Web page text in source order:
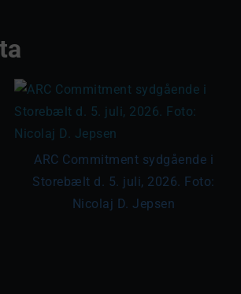
ARC Commitment sydgående i
Storebælt d. 5. juli, 2026. Foto:
Nicolaj D. Jepsen